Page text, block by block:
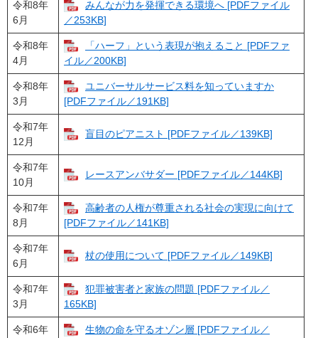
令和8年
6月
みんなが力を発揮できる環境へ [PDFファイル
／253KB]
令和8年
4月
「ハーフ」という表現が抱えること [PDFファ
イル／200KB]
令和8年
3月
ユニバーサルサービス料を知っていますか
[PDFファイル／191KB]
令和7年
12月
盲目のピアニスト [PDFファイル／139KB]
令和7年
10月
レースアンバサダー [PDFファイル／144KB]
令和7年
8月
高齢者の人権が尊重される社会の実現に向けて
[PDFファイル／141KB]
令和7年
6月
杖の使用について [PDFファイル／149KB]
令和7年
3月
犯罪被害者と家族の問題 [PDFファイル／
165KB]
令和6年
生物の命を守るオゾン層 [PDFファイル／